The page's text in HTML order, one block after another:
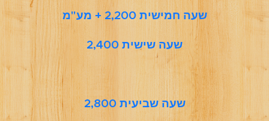
שעה חמישית 2,200 + מע"מ
שעה שישית 2,400
שעה שביעית 2,800